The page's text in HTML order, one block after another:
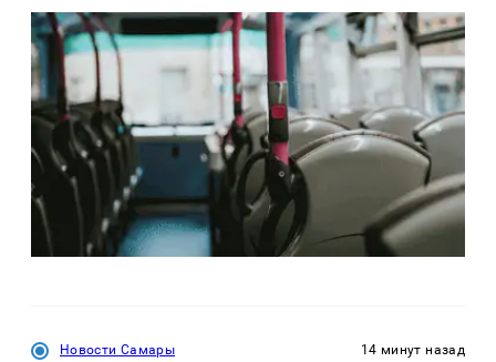
Новости Самары 14 минут назад